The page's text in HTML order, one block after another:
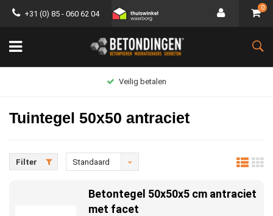
+31 (0) 85 - 060 62 04
0
Groot assortiment
Tuintegel 50x50 antraciet
Filter Standaard
Betontegel 50x50x5 cm antraciet
met facet